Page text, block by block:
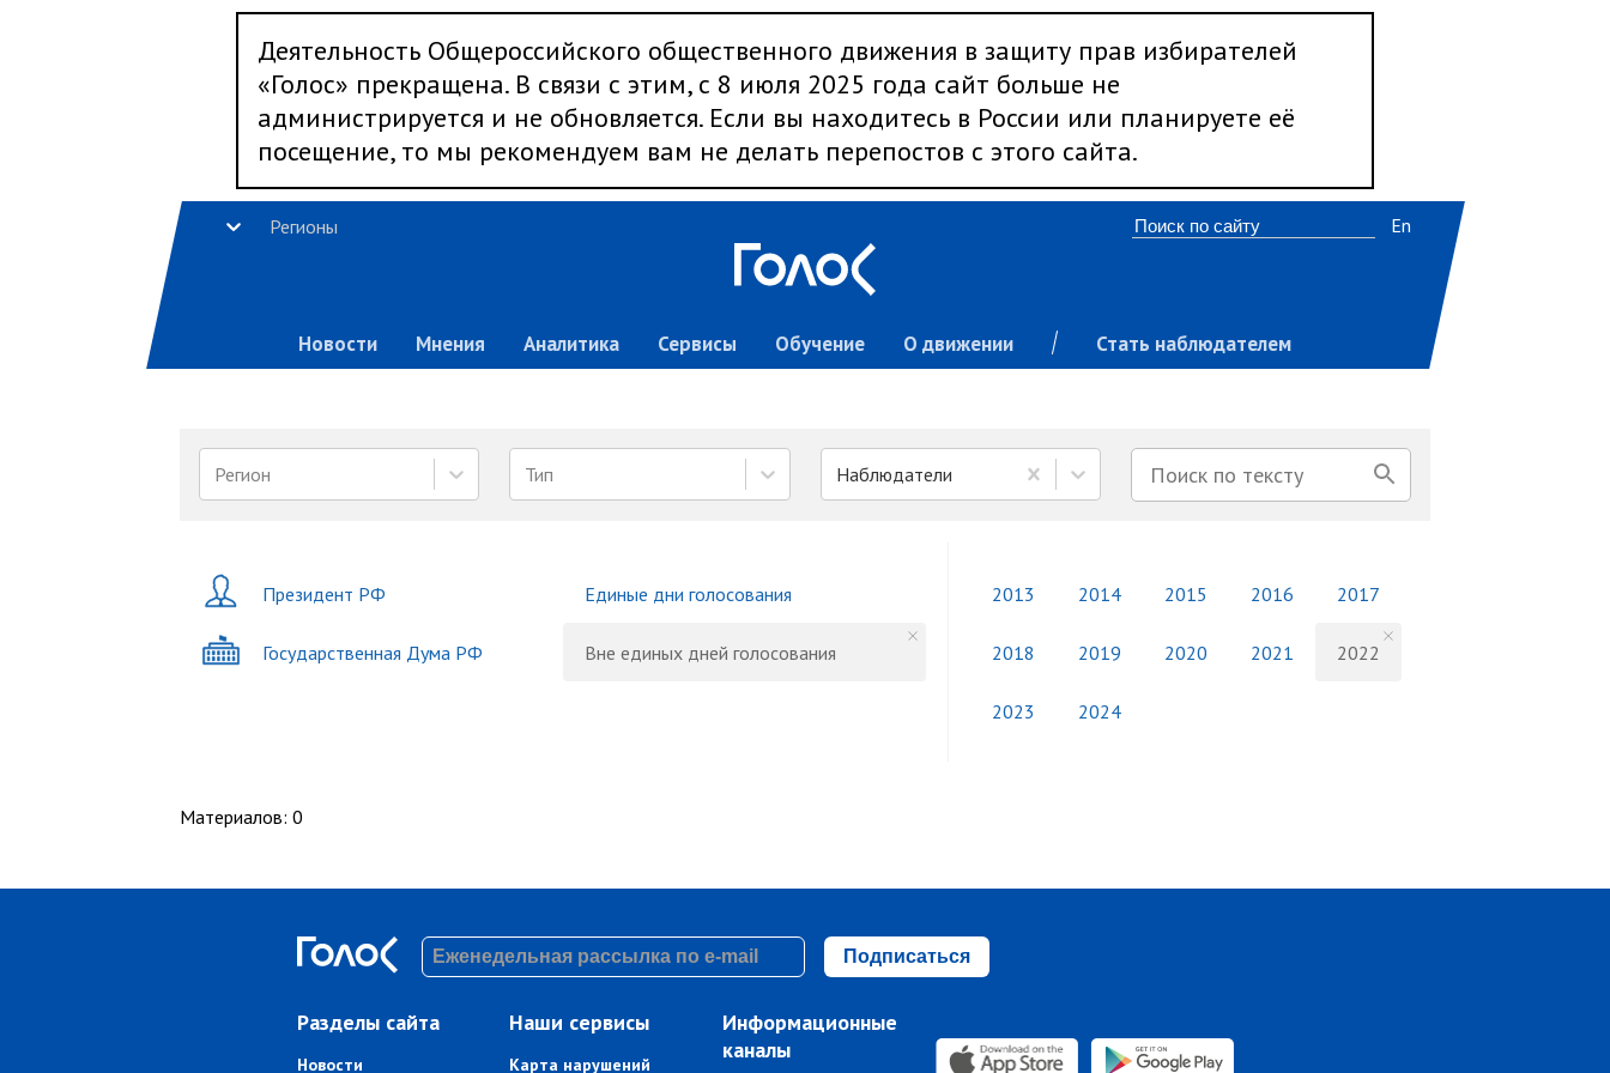
Деятельность Общероссийского общественного движения в защиту прав избирателей
«Голос» прекращена. В связи с этим, с 8 июля 2025 года сайт больше не
администрируется и не обновляется. Если вы находитесь в России или планируете её
посещение, то мы рекомендуем вам не делать перепостов с этого сайта.
Регионы
Новости Мнения Аналитика Сервисы Обучение О движении Стать наблюдателем
En
Регион Тип Наблюдатели
Президент РФ
Государственная Дума РФ
Единые дни голосования
Вне единых дней голосования
2013 2014 2015 2016 2017
2018 2019 2020 2021 2022
2023 2024
Материалов: 0
Подписаться
Разделы сайта
Новости
Наши сервисы
Карта нарушений
Информационные
каналы